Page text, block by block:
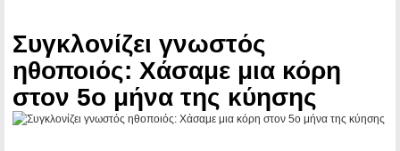
Συγκλονίζει γνωστός
ηθοποιός: Χάσαμε μια κόρη
στον 5ο μήνα της κύησης